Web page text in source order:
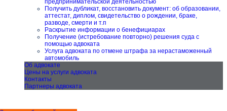
предпринимательской деятельностью
Получить дубликат, восстановить документ: об образовании,
аттестат, диплом, свидетельство о рождении, браке,
разводе, смерти и т.п
Раскрытие информации о бенефициарах
Получение (истребование повторно) решения суда с
помощью адвоката
Услуга адвоката по отмене штрафа за нерастаможенный
автомобиль
Об адвокате
Цены на услуги адвоката
Контакты
Партнеры адвоката